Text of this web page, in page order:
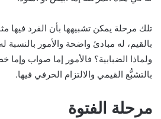
تلك مرحلة يمكن تشبيهها بأن الفرد فيها
بالقيم، له مبادئ واضحة والأمور بالنسبة
ولماذا الضبابية؟ فالأمور إما صواب
بالتشبُّع القيمي والالتزام الحرفي فيها.
مرحلة الفتوة